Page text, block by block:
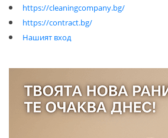
https://cleaningcompany.bg/
https://contract.bg/
Нашият вход